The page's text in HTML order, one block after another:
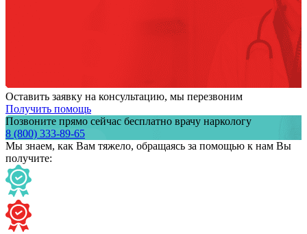
Оставить заявку на консультацию, мы перезвоним
Получить помощь
Позвоните прямо сейчас бесплатно врачу наркологу
8 (800) 333-89-65
Мы знаем, как Вам тяжело, обращаясь за помощью к нам Вы
получите: